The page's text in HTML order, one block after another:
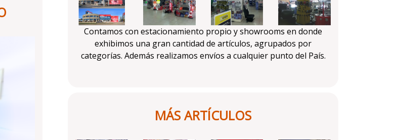
Contamos con estacionamiento propio y showrooms en donde
exhibimos una gran cantidad de artículos, agrupados por
categorías. Además realizamos envíos a cualquier punto del País.
MÁS ARTÍCULOS